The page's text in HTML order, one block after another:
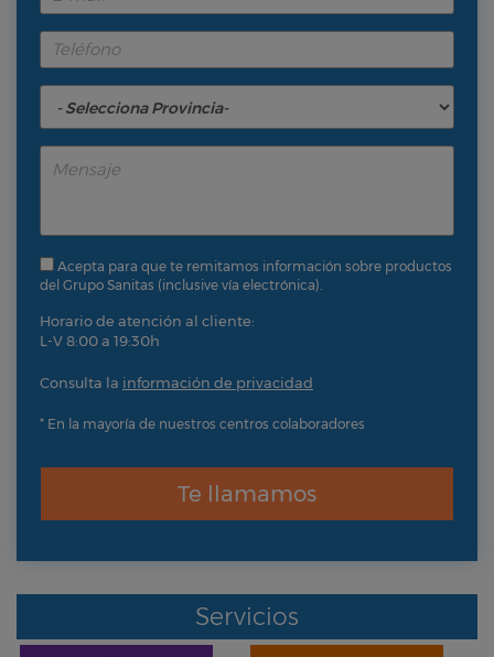
Acepta para que te remitamos información sobre productos
del Grupo Sanitas (inclusive vía electrónica).
Horario de atención al cliente:
L-V 8:00 a 19:30h
Consulta la información de privacidad
* En la mayoría de nuestros centros colaboradores
Te llamamos
Servicios